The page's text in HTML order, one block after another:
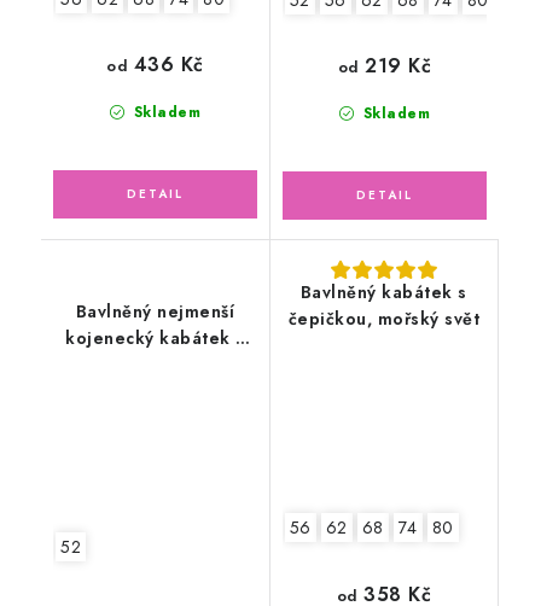
Skladem
od 436 Kč
Skladem
od 219 Kč
Bavlněný nejmenší
kojenecký kabátek s
52
Bavlněný kabátek s
čepičkou, mořský svět
56 62 68 74 80
od 358 Kč